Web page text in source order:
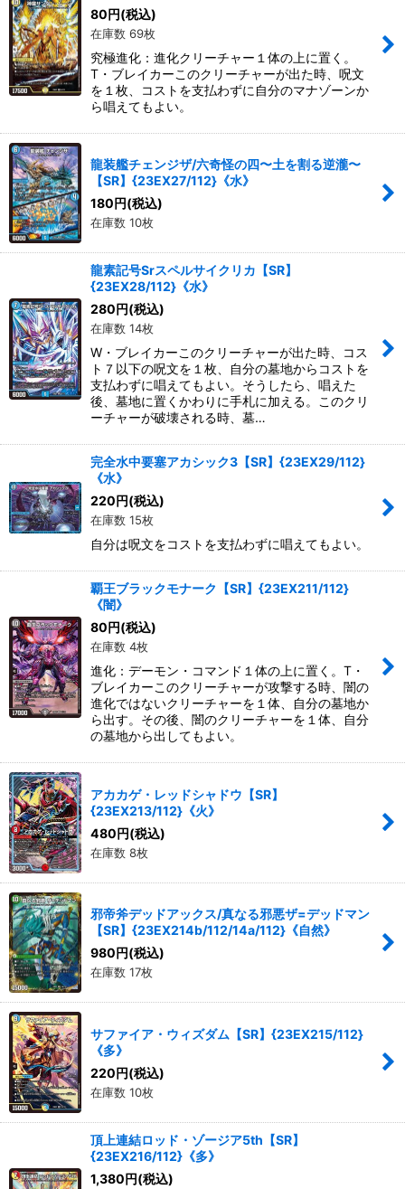
80円(税込)
在庫数 69枚
究極進化：進化クリーチャー１体の上に置く。
T・ブレイカーこのクリーチャーが出た時、呪文
を１枚、コストを支払わずに自分のマナゾーンか
ら唱えてもよい。
龍装艦チェンジザ/六奇怪の四〜土を割る逆瀧〜
【SR】{23EX27/112}《水》
180円(税込)
在庫数 10枚
龍素記号Srスペルサイクリカ【SR】
{23EX28/112}《水》
280 円(税込)
在庫数 14枚
W・ブレイカーこのクリーチャーが出た時、コス
ト７以下の呪文を１枚、自分の墓地からコストを
支払わずに唱えてもよい。そうしたら、唱えた
後、墓地に置くかわりに手札に加える。このクリ
ーチャーが破壊される時、墓…
完全水中要塞アカシック3【SR】{23EX29/112}
《水》
220 円(税込)
在庫数 15枚
自分は呪文をコストを支払わずに唱えてもよい。
覇王ブラックモナーク【SR】{23EX211/112}
《闇》
80 円(税込)
在庫数 4枚
進化：デーモン・コマンド１体の上に置く。T・
ブレイカーこのクリーチャーが攻撃する時、闇の
進化ではないクリーチャーを１体、自分の墓地か
ら出す。その後、闇のクリーチャーを１体、自分
の墓地から出してもよい。
アカカゲ・レッドシャドウ【SR】
{23EX213/112}《火》
480円(税込)
在庫数 8枚
邪帝斧デッドアックス/真なる邪悪ザ=デッドマン
【SR】{23EX214b/112/14a/112}《自然》
980円(税込)
在庫数 17枚
サファイア・ウィズダム【SR】{23EX215/112}
《多》
220円(税込)
在庫数 10枚
頂上連結ロッド・ゾージア5th【SR】
{23EX216/112}《多》
1,380円(税込)